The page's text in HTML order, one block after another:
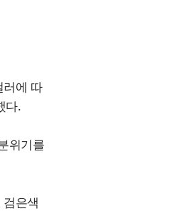
러에 따
다.
위기를
은색